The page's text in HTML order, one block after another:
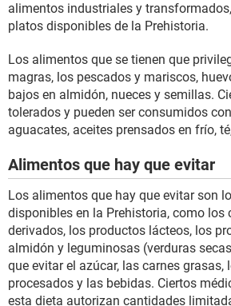
alimentos industriales y
platos disponibles de la Prehistoria.
Los alimentos que se tienen que
magras, los pescados y mariscos,
bajos en almidón, nueces y semillas.
tolerados y pueden ser consumidos
aguacates, aceites prensados en frío,
Alimentos que hay que evitar
Los alimentos que hay que evitar son
disponibles en la Prehistoria, como los
derivados, los productos lácteos, los
almidón y leguminosas (verduras
que evitar el azúcar, las carnes grasas,
procesados y las bebidas. Ciertos
esta dieta autorizan cantidades